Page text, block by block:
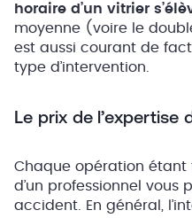
horaire d’un vitrier
moyenne (voire le
est aussi courant de
type d’intervention.
Le prix de l’expertise
Chaque opération étant
d’un professionnel vous
accident. En général,